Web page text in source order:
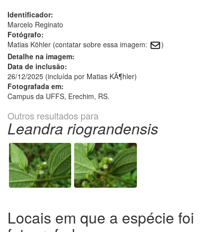
Identificador:
Marcelo Reginato
Fotógrafo:
Matias Köhler (contatar sobre essa imagem:
)
Detalhe na imagem:
Data de inclusão:
26/12/2025 (incluída por Matias KÃ¶hler)
Fotografada em:
Campus da UFFS, Erechim, RS.
Outros resultados para
Leandra riograndensis
Locais em que a espécie foi